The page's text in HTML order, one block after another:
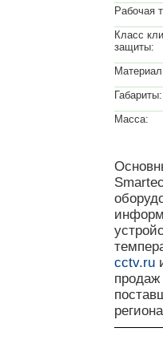
Рабочая
Класс
защиты:
Габариты:
Масса:
cctv.ru